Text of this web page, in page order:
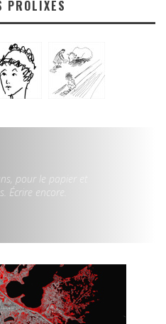
PROLIXES
pour le papier et
Écrire encore.